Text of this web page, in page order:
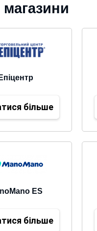
магазини
Епіцентр
більше
ES
більше